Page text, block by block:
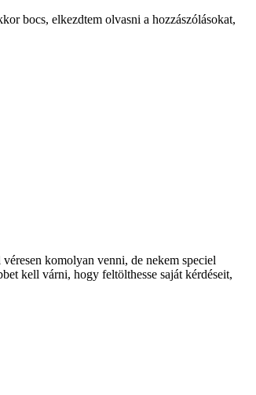
bocs, elkezdtem olvasni a hozzászólásokat,
komolyan venni, de nekem speciel
kell várni, hogy feltölthesse saját kérdéseit,